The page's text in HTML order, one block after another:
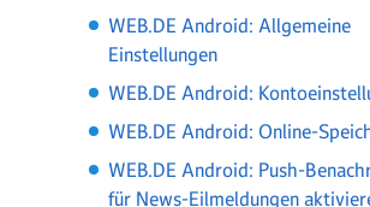
WEB.DE Android: Allgemeine
Einstellungen
WEB.DE Android:
WEB.DE Android: Online-
WEB.DE Android: Push-
für News-Eilmeldungen